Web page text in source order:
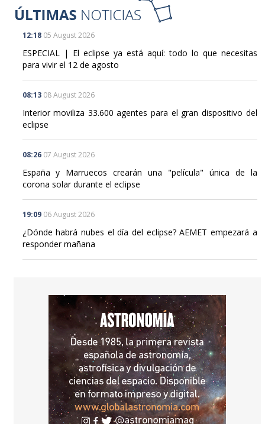
12:18 05 August 2026
ESPECIAL | El eclipse ya está aquí: todo lo que necesitas
para vivir el 12 de agosto
08:13 08 August 2026
Interior moviliza 33.600 agentes para el gran dispositivo del
eclipse
08:26 07 August 2026
España y Marruecos crearán una "película" única de la
corona solar durante el eclipse
19:09 06 August 2026
¿Dónde habrá nubes el día del eclipse? AEMET empezará a
responder mañana